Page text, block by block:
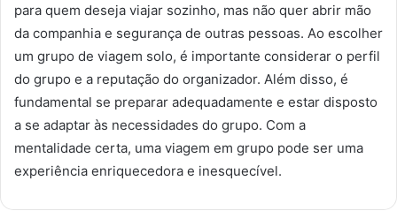
para quem deseja viajar sozinho, mas não quer abrir mão
da companhia e segurança de outras pessoas. Ao escolher
um grupo de viagem solo, é importante considerar o perfil
do grupo e a reputação do organizador. Além disso, é
fundamental se preparar adequadamente e estar disposto
a se adaptar às necessidades do grupo. Com a
mentalidade certa, uma viagem em grupo pode ser uma
experiência enriquecedora e inesquecível.